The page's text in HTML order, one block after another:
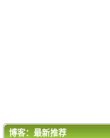
评论排行
博客：最新推荐